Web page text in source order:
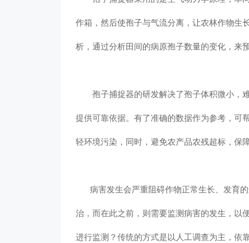
作箱，然后使孢子与气流分离，让农林作
析，通过分析田间的病原孢子数量的变化，
孢子捕捉器的研发解决了孢子体积微小，
提供可靠依据。有了准确的数据作为参考，可帮
轻环境污染，同时，避免农产品农残超标，保
病害发生会严重阻碍作物正常生长、发育的进
治，而在此之前，则需要监测病害的发生
进行监测？传统的方式是以人工调查为主，依靠